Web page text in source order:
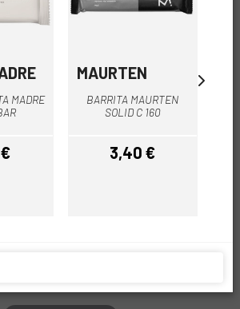
MADRE
MAURTEN
BARRITA MAURTEN
SOLID C 160
Prezzo
3,40 €